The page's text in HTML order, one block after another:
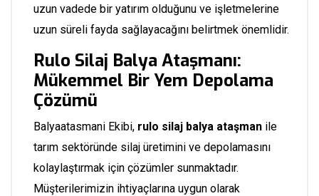
uzun vadede bir yatırım olduğunu ve işletmelerine
uzun süreli fayda sağlayacağını belirtmek önemlidir.
Rulo Silaj Balya Ataşmanı:
Mükemmel Bir Yem Depolama
Çözümü
Balyaatasmani Ekibi, rulo silaj balya ataşman ile
tarım sektöründe silaj üretimini ve depolamasını
kolaylaştırmak için çözümler sunmaktadır.
Müşterilerimizin ihtiyaçlarına uygun olarak